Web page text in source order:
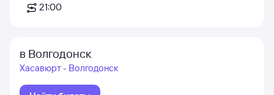
21:00
в Волгодонск
Хасавюрт - Волгодонск